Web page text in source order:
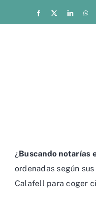
Facebook LinkedIn
¿Buscando notarías
ordenadas según
Calafell para coger